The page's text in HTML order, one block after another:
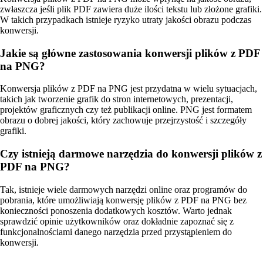
zwłaszcza jeśli plik PDF zawiera duże ilości tekstu lub złożone grafiki.
W takich przypadkach istnieje ryzyko utraty jakości obrazu podczas
konwersji.
Jakie są główne zastosowania konwersji plików z PDF
na PNG?
Konwersja plików z PDF na PNG jest przydatna w wielu sytuacjach,
takich jak tworzenie grafik do stron internetowych, prezentacji,
projektów graficznych czy też publikacji online. PNG jest formatem
obrazu o dobrej jakości, który zachowuje przejrzystość i szczegóły
grafiki.
Czy istnieją darmowe narzędzia do konwersji plików z
PDF na PNG?
Tak, istnieje wiele darmowych narzędzi online oraz programów do
pobrania, które umożliwiają konwersję plików z PDF na PNG bez
konieczności ponoszenia dodatkowych kosztów. Warto jednak
sprawdzić opinie użytkowników oraz dokładnie zapoznać się z
funkcjonalnościami danego narzędzia przed przystąpieniem do
konwersji.